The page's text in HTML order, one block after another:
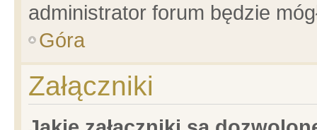
administrator forum będzie
Góra
Załączniki